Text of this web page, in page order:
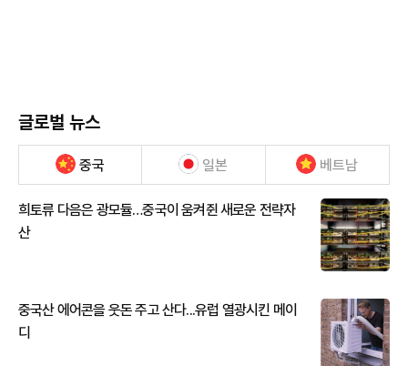
글로벌 뉴스
중국 일본 베트남
희토류 다음은 광모듈…중국이 움켜쥔 새로운 전략자
산
중국산 에어콘을 웃돈 주고 산다...유럽 열광시킨 메이
디